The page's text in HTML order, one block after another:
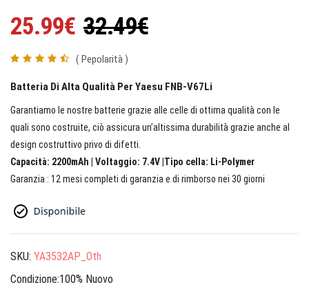
25.99€ 32.49€
( Pepolarità )
Batteria Di Alta Qualità Per Yaesu FNB-V67Li
Garantiamo le nostre batterie grazie alle celle di ottima qualità con le
quali sono costruite, ciò assicura un’altissima durabilità grazie anche al
design costruttivo privo di difetti.
Capacità: 2200mAh | Voltaggio: 7.4V |Tipo cella: Li-Polymer
Garanzia : 12 mesi completi di garanzia e di rimborso nei 30 giorni
SKU: YA3532AP_Oth
Condizione:100% Nuovo